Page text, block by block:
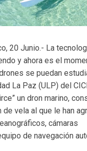
20 Junio.- La
y ahora es el
se puedan
La Paz (ULP) del
un dron marino,
de vela al que le han
cámaras
de navegación